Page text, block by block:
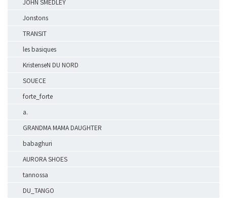
JOHN SMEDLEY
Jonstons
TRANSIT
les basiques
KristenseN DU NORD
SOUECE
forte_forte
a.
GRANDMA MAMA DAUGHTER
babaghuri
AURORA SHOES
tannossa
DU_TANGO